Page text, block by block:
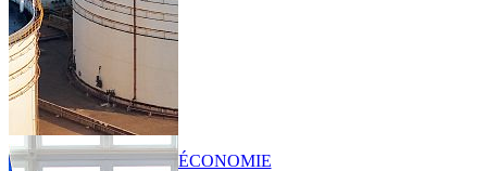
ÉCONOMIE